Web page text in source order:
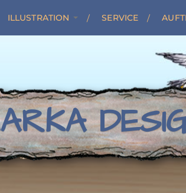
ILLUSTRATION SERVICE